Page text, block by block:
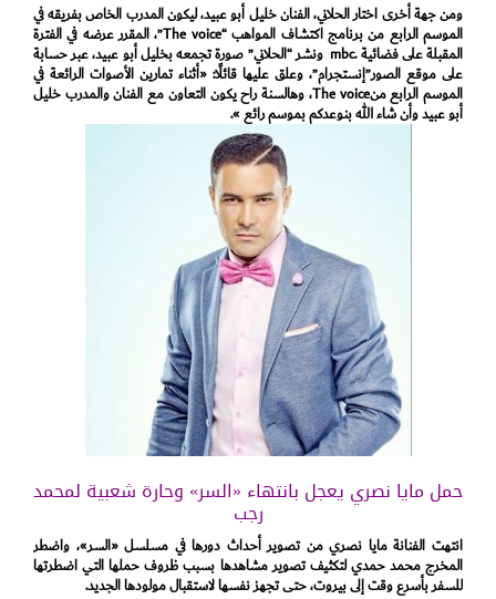
ومن جهة أخرى اختار الحلاني، الفنان خليل أبو عبيد، ليكون المدرب الخاص بفريقه في
الموسم الرابع من برنامج اكتشاف المواهب “The voice”، المقرر عرضه في الفترة
المقبلة على فضائية .mbc ونشر “الحلاني” صورة تجمعه بخليل أبو عبيد، عبر حسابة
على موقع الصور”إنستجرام”، وعلق عليها قائلًا: «أثناء تمارين الأصوات الرائعة في
الموسم الرابع منThe voice، وهالسنة راح يكون التعاون مع الفنان والمدرب خليل
أبو عبيد وأن شاء الله بنوعدكم بموسم رائع ».
حمل مايا نصري يعجل بانتهاء «السر» وحارة شعبية لمحمد
رجب
انتهت الفنانة مايا نصري من تصوير أحداث دورها في مسلسل «السر»، واضطر
المخرج محمد حمدي لتكثيف تصوير مشاهدها بسبب ظروف حملها التي اضطرتها
للسفر بأسرع وقت إلى بيروت، حتى تجهز نفسها لاستقبال مولودها الجديد.